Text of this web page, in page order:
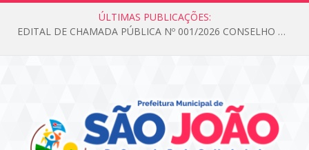
ÚLTIMAS PUBLICAÇÕES:
EDITAL DE CHAMADA PÚBLICA Nº 001/2026 CONSELHO DOS DIREITOS DA CRIANÇA E DO ADOLESCENTE